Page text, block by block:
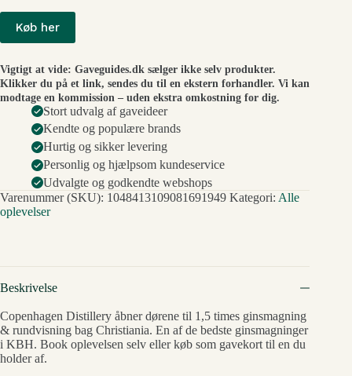
Køb her
Vigtigt at vide: Gaveguides.dk sælger ikke selv produkter.
Klikker du på et link, sendes du til en ekstern forhandler. Vi kan
modtage en kommission – uden ekstra omkostning for dig.
Stort udvalg af gaveideer
Kendte og populære brands
Hurtig og sikker levering
Personlig og hjælpsom kundeservice
Udvalgte og godkendte webshops
Varenummer (SKU): 1048413109081691949 Kategori: Alle
oplevelser
Beskrivelse
Copenhagen Distillery åbner dørene til 1,5 times ginsmagning
& rundvisning bag Christiania. En af de bedste ginsmagninger
i KBH. Book oplevelsen selv eller køb som gavekort til en du
holder af.